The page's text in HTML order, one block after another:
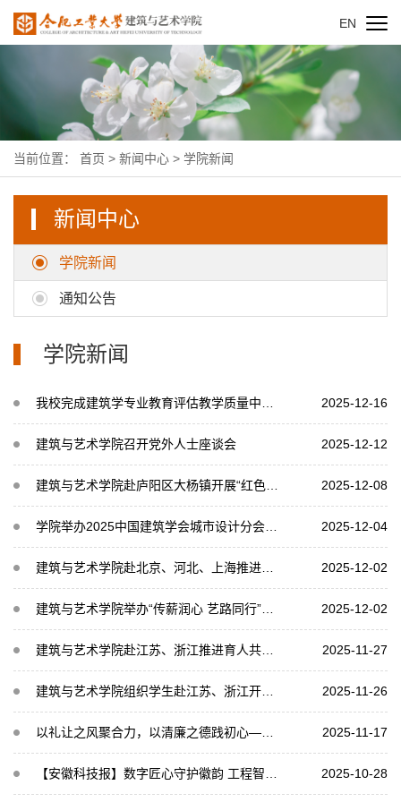
EN
当前位置： 首页 > 新闻中心 > 学院新闻
新闻中心
学院新闻
通知公告
学院新闻
我校完成建筑学专业教育评估教学质量中期督察 2025-12-16
建筑与艺术学院召开党外人士座谈会 2025-12-12
建筑与艺术学院赴庐阳区大杨镇开展“红色1+1+1”研究生党支部共建活动 2025-12-08
学院举办2025中国建筑学会城市设计分会年会 2025-12-04
建筑与艺术学院赴北京、河北、上海推进育人共同体建设 2025-12-02
建筑与艺术学院举办“传薪润心 艺路同行”师生素质拓展活动 2025-12-02
建筑与艺术学院赴江苏、浙江推进育人共同体建设 2025-11-27
建筑与艺术学院组织学生赴江苏、浙江开展“艺筑践知”青年行专项实践调研 2025-11-26
以礼让之风聚合力，以清廉之德践初心——建筑与艺术学院党委组织开展主题党日活动 2025-11-17
【安徽科技报】数字匠心守护徽韵 工程智慧活化乡愁 2025-10-28